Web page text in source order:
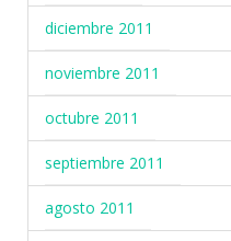
diciembre 2011
noviembre 2011
octubre 2011
septiembre 2011
agosto 2011